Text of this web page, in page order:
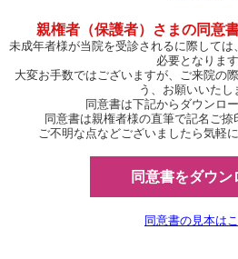
親権者（保護者）さまの同意
未成年者様が当院を受診されるに際して
必要となります
大変お手数ではございますが、ご来院の
う、お願いいたし
同意書は下記からダウンロ
同意書は親権者様の直筆で記名ご捺
ご不明な点などございましたら気軽
同意書をダウン
同意書の見本は